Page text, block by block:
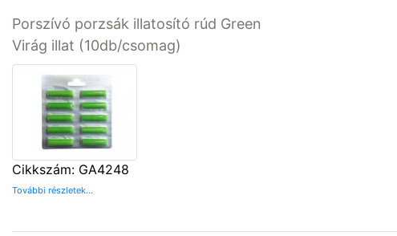
Porszívó porzsák illatosító rúd Green
Virág illat (10db/csomag)
Cikkszám: GA4248
További részletek...